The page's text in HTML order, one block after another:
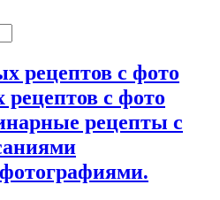
с фото
рецепты с